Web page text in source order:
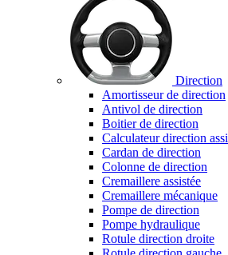
Direction
Amortisseur de direction
Antivol de direction
Boitier de direction
Calculateur direction
Cardan de direction
Colonne de direction
Cremaillere assistée
Cremaillere mécanique
Pompe de direction
Pompe hydraulique
Rotule direction droite